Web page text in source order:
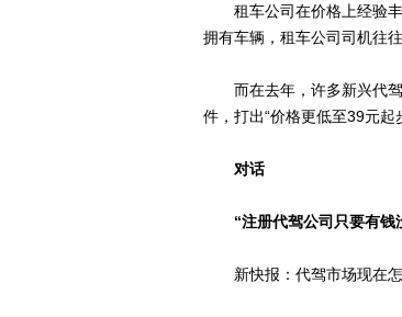
租车公司在价格上经验丰
拥有车辆，租车公司司机往
而在去年，许多新兴代驾
件，打出“价格更低至39元起
对话
“注册代驾公司只要有钱
新快报：代驾市场现在怎